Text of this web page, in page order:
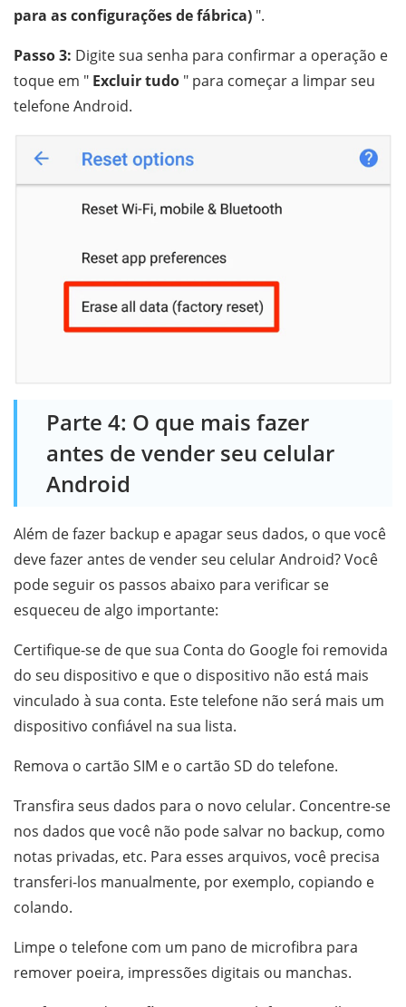
para as configurações de fábrica) ".
Passo 3: Digite sua senha para confirmar a operação e
toque em " Excluir tudo " para começar a limpar seu
telefone Android.
Parte 4: O que mais fazer
antes de vender seu celular
Android
Além de fazer backup e apagar seus dados, o que você
deve fazer antes de vender seu celular Android? Você
pode seguir os passos abaixo para verificar se
esqueceu de algo importante:
Certifique-se de que sua Conta do Google foi removida
do seu dispositivo e que o dispositivo não está mais
vinculado à sua conta. Este telefone não será mais um
dispositivo confiável na sua lista.
Remova o cartão SIM e o cartão SD do telefone.
Transfira seus dados para o novo celular. Concentre-se
nos dados que você não pode salvar no backup, como
notas privadas, etc. Para esses arquivos, você precisa
transferi-los manualmente, por exemplo, copiando e
colando.
Limpe o telefone com um pano de microfibra para
remover poeira, impressões digitais ou manchas.